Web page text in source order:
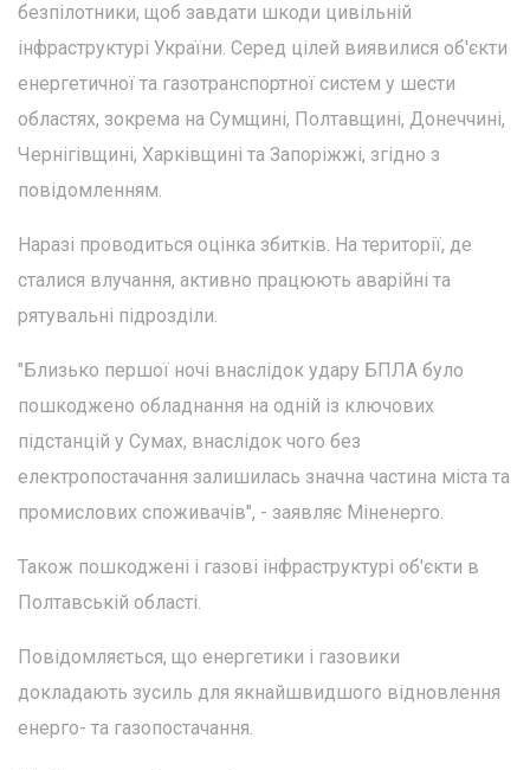
безпілотники, щоб завдати шкоди цивільній
інфраструктурі України. Серед цілей виявилися об'єкти
енергетичної та газотранспортної систем у шести
областях, зокрема на Сумщині, Полтавщині, Донеччині,
Чернігівщині, Харківщині та Запоріжжі, згідно з
повідомленням.
Наразі проводиться оцінка збитків. На території, де
сталися влучання, активно працюють аварійні та
рятувальні підрозділи.
"Близько першої ночі внаслідок удару БПЛА було
пошкоджено обладнання на одній із ключових
підстанцій у Сумах, внаслідок чого без
електропостачання залишилась значна частина міста та
промислових споживачів", - заявляє Міненерго.
Також пошкоджені і газові інфраструктурі об'єкти в
Полтавській області.
Повідомляється, що енергетики і газовики
докладають зусиль для якнайшвидшого відновлення
енерго- та газопостачання.